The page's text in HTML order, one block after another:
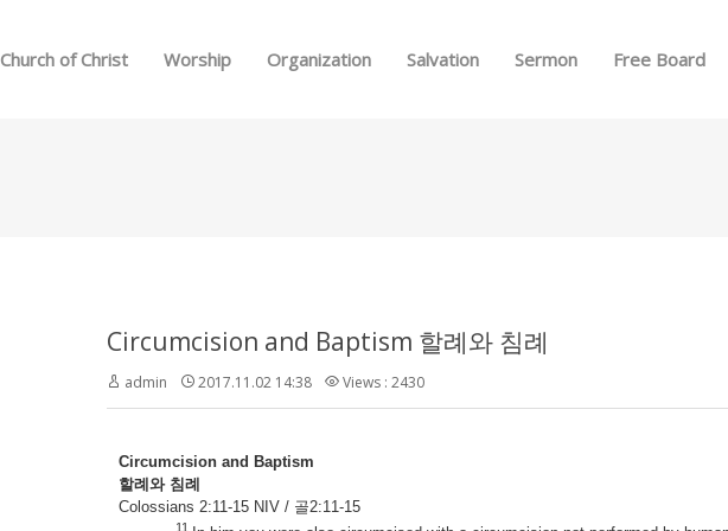
Church of Christ Worship Organization Salvation Sermon Free Board
Circumcision and Baptism 할례와 침례
admin 2017.11.02 14:38 Views : 2430
Circumcision and Baptism
할례와 침례
Colossians 2:11-15 NIV / 골2:11-15
11